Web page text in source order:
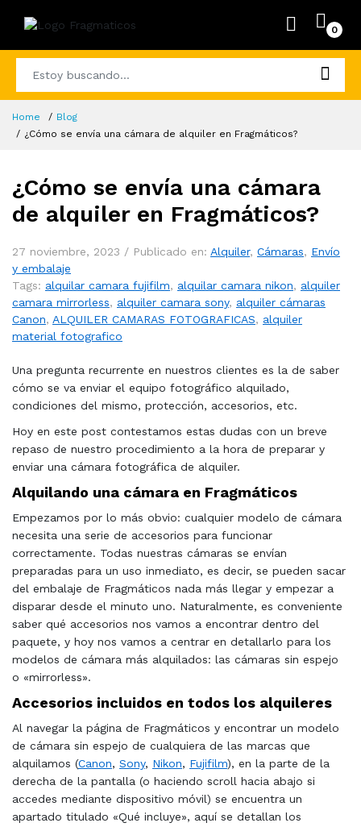
0
Home
Blog
¿Cómo se envía una cámara de alquiler en Fragmáticos?
¿Cómo se envía una cámara
de alquiler en Fragmáticos?
27 noviembre, 2023 / Publicado en: Alquiler, Cámaras, Envío
y embalaje
Tags: alquilar camara fujifilm, alquilar camara nikon, alquiler
camara mirrorless, alquiler camara sony, alquiler cámaras
Canon, ALQUILER CAMARAS FOTOGRAFICAS, alquiler
material fotografico
Una pregunta recurrente en nuestros clientes es la de saber
cómo se va enviar el equipo fotográfico alquilado,
condiciones del mismo, protección, accesorios, etc.
Hoy en este post contestamos estas dudas con un breve
repaso de nuestro procedimiento a la hora de preparar y
enviar una cámara fotográfica de alquiler.
Alquilando una cámara en Fragmáticos
Empezamos por lo más obvio: cualquier modelo de cámara
necesita una serie de accesorios para funcionar
correctamente. Todas nuestras cámaras se envían
preparadas para un uso inmediato, es decir, se pueden sacar
del embalaje de Fragmáticos nada más llegar y empezar a
disparar desde el minuto uno. Naturalmente, es conveniente
saber qué accesorios nos vamos a encontrar dentro del
paquete, y hoy nos vamos a centrar en detallarlo para los
modelos de cámara más alquilados: las cámaras sin espejo
o «mirrorless».
Accesorios incluidos en todos los alquileres
Al navegar la página de Fragmáticos y encontrar un modelo
de cámara sin espejo de cualquiera de las marcas que
alquilamos (Canon, Sony, Nikon, Fujifilm), en la parte de la
derecha de la pantalla (o haciendo scroll hacia abajo si
accedes mediante dispositivo móvil) se encuentra un
apartado titulado «Qué incluye», aquí se detallan los